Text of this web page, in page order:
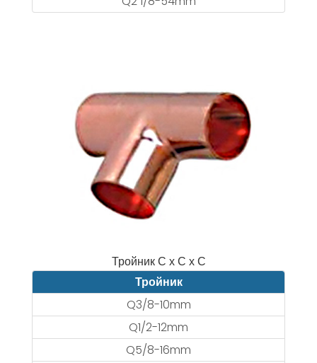
Тройник С х С х С
Тройник
Q3/8-10mm
Q1/2-12mm
Q5/8-16mm